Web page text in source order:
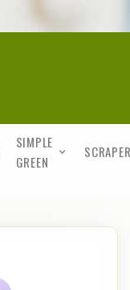
SIMPLE
GREEN